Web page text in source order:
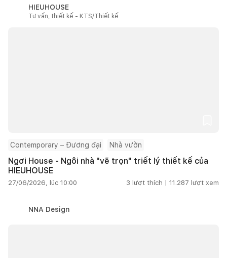
HIEUHOUSE
Tư vấn, thiết kế - KTS/Thiết kế
Contemporary – Đương đại Nhà vườn
Ngơi House - Ngôi nhà "vẽ trọn" triết lý thiết kế của
HIEUHOUSE
27/06/2026, lúc 10:00 3 lượt thích | 11.287 lượt xem
NNA Design